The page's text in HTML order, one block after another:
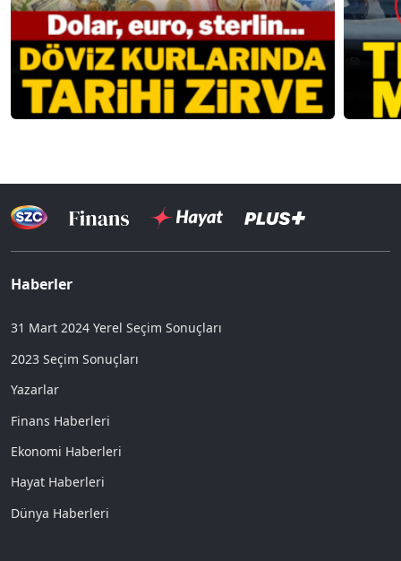
Haberler
31 Mart 2024 Yerel Seçim Sonuçları
2023 Seçim Sonuçları
Yazarlar
Finans Haberleri
Ekonomi Haberleri
Hayat Haberleri
Dünya Haberleri